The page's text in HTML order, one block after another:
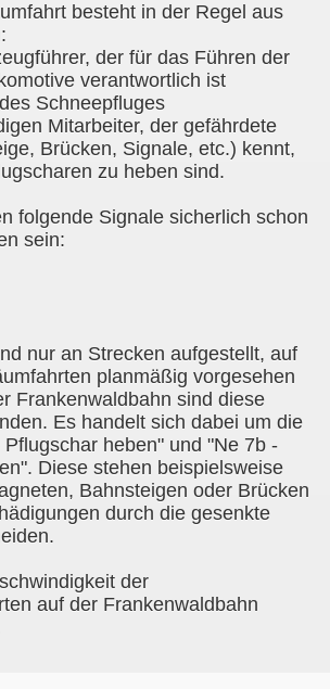
besteht in der Regel aus
der für das Führen der
verantwortlich ist
Schneepfluges
Mitarbeiter, der gefährdete
Brücken, Signale, etc.) kennt,
zu heben sind.
folgende Signale sicherlich schon
sein:
nur an Strecken aufgestellt, auf
planmäßig vorgesehen
Frankenwaldbahn sind diese
Es handelt sich dabei um die
Pflugschar heben" und "Ne 7b -
Diese stehen beispielsweise
Bahnsteigen oder Brücken
durch die gesenkte
der
auf der Frankenwaldbahn